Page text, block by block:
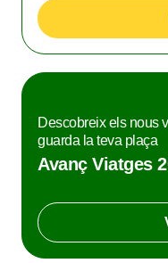
Descobreix els nous
guarda la teva plaça
Avanç Viatges